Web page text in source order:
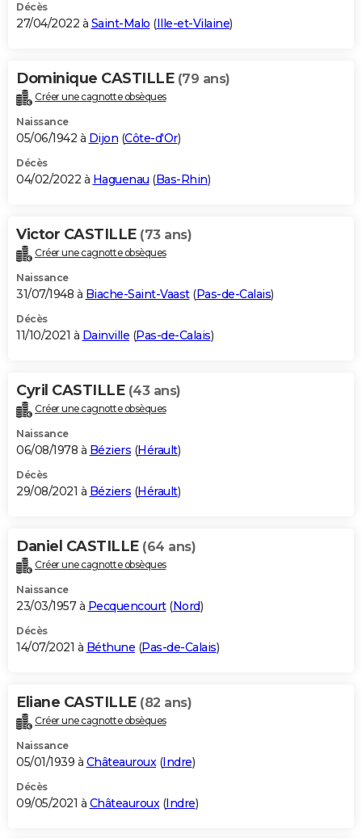
Décès
27/04/2022 à Saint-Malo (Ille-et-Vilaine)
Dominique CASTILLE (79 ans)
Créer une cagnotte obsèques
Naissance
05/06/1942 à Dijon (Côte-d'Or)
Décès
04/02/2022 à Haguenau (Bas-Rhin)
Victor CASTILLE (73 ans)
Créer une cagnotte obsèques
Naissance
31/07/1948 à Biache-Saint-Vaast(Pas-de-Calais)
Décès
11/10/2021 à Dainville (Pas-de-Calais)
Cyril CASTILLE (43 ans)
Créer une cagnotte obsèques
Naissance
06/08/1978 à Béziers (Hérault)
Décès
29/08/2021 à Béziers (Hérault)
Daniel CASTILLE (64 ans)
Créer une cagnotte obsèques
Naissance
23/03/1957 à Pecquencourt(Nord)
Décès
14/07/2021 à Béthune (Pas-de-Calais)
Eliane CASTILLE (82 ans)
Créer une cagnotte obsèques
Naissance
05/01/1939 à Châteauroux(Indre)
Décès
09/05/2021 à Châteauroux(Indre)